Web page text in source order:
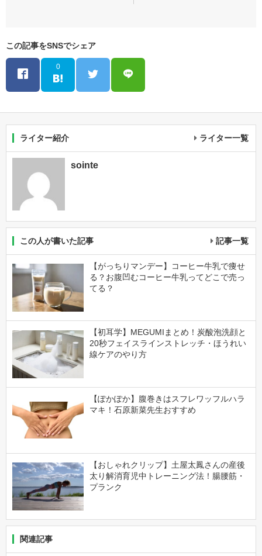
この記事をSNSでシェア
0
ライター紹介 ライター一覧
sointe
この人が書いた記事 記事一覧
【がっちりマンデー】コーヒー牛乳で痩せ
る？お腹凹むコーヒー牛乳ってどこで売っ
てる？
【初耳学】MEGUMIまとめ！炭酸泡洗顔と
20秒フェイスラインストレッチ・ほうれい
線ケアのやり方
【ぽかぽか】腹巻きはスフレワッフルハラ
マキ！石原新菜先生おすすめ
【おしゃれクリップ】土屋太鳳さんの産後
太り解消育児中トレーニング法！腸腰筋・
プランク
関連記事